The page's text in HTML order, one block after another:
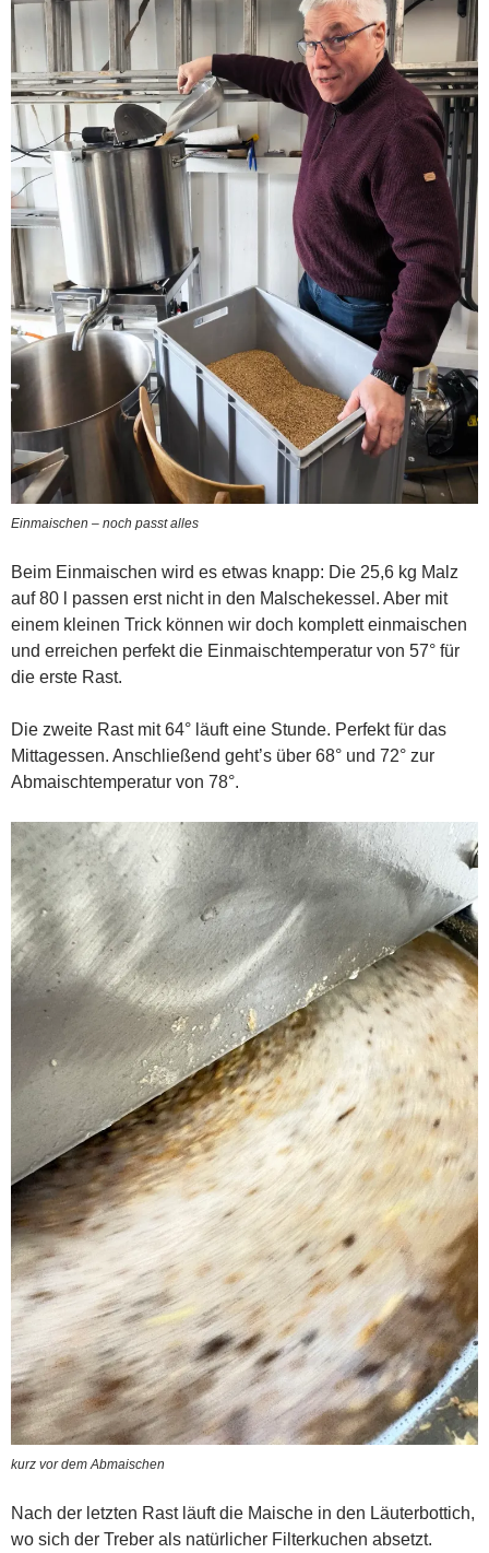
Einmaischen – noch passt alles
Beim Einmaischen wird es etwas knapp: Die 25,6 kg Malz
auf 80 l passen erst nicht in den Malschekessel. Aber mit
einem kleinen Trick können wir doch komplett einmaischen
und erreichen perfekt die Einmaischtemperatur von 57° für
die erste Rast.
Die zweite Rast mit 64° läuft eine Stunde. Perfekt für das
Mittagessen. Anschließend geht’s über 68° und 72° zur
Abmaischtemperatur von 78°.
kurz vor dem Abmaischen
Nach der letzten Rast läuft die Maische in den Läuterbottich,
wo sich der Treber als natürlicher Filterkuchen absetzt.